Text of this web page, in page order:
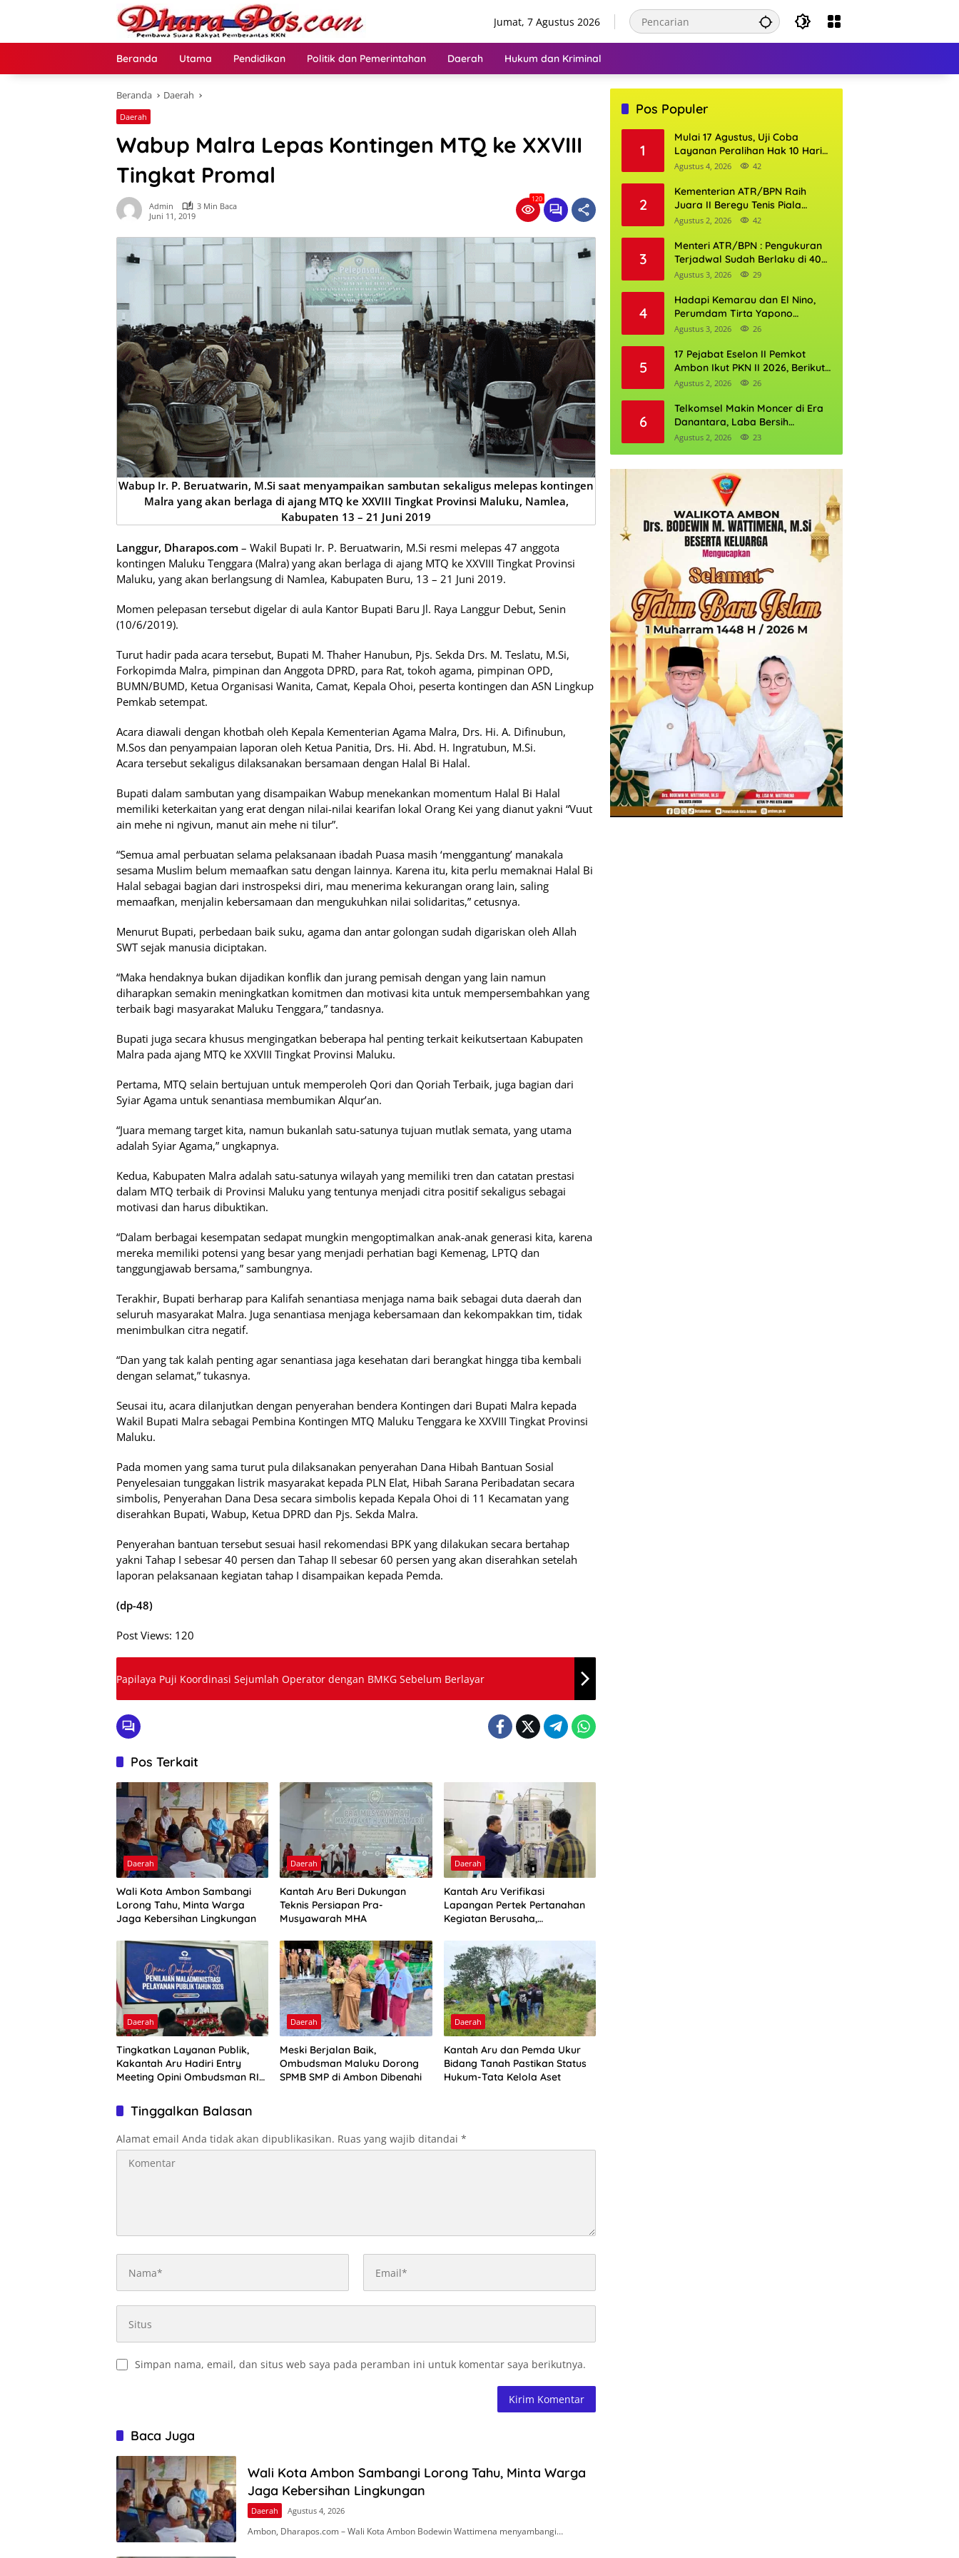
Jumat, 7 Agustus 2026
Beranda Utama Pendidikan Politik dan Pemerintahan Daerah Hukum dan Kriminal
Beranda Daerah
Daerah
Wabup Malra Lepas Kontingen MTQ ke XXVIII
Tingkat Promal
Admin
3 Min Baca
Juni 11, 2019
120
Wabup Ir. P. Beruatwarin, M.Si saat menyampaikan sambutan sekaligus melepas kontingen
Malra yang akan berlaga di ajang MTQ ke XXVIII Tingkat Provinsi Maluku, Namlea,
Kabupaten 13 – 21 Juni 2019
Langgur, Dharapos.com – Wakil Bupati Ir. P. Beruatwarin, M.Si resmi melepas 47 anggota
kontingen Maluku Tenggara (Malra) yang akan berlaga di ajang MTQ ke XXVIII Tingkat Provinsi
Maluku, yang akan berlangsung di Namlea, Kabupaten Buru, 13 – 21 Juni 2019.
Momen pelepasan tersebut digelar di aula Kantor Bupati Baru Jl. Raya Langgur Debut, Senin
(10/6/2019).
Turut hadir pada acara tersebut, Bupati M. Thaher Hanubun, Pjs. Sekda Drs. M. Teslatu, M.Si,
Forkopimda Malra, pimpinan dan Anggota DPRD, para Rat, tokoh agama, pimpinan OPD,
BUMN/BUMD, Ketua Organisasi Wanita, Camat, Kepala Ohoi, peserta kontingen dan ASN Lingkup
Pemkab setempat.
Acara diawali dengan khotbah oleh Kepala Kementerian Agama Malra, Drs. Hi. A. Difinubun,
M.Sos dan penyampaian laporan oleh Ketua Panitia, Drs. Hi. Abd. H. Ingratubun, M.Si.
Acara tersebut sekaligus dilaksanakan bersamaan dengan Halal Bi Halal.
Bupati dalam sambutan yang disampaikan Wabup menekankan momentum Halal Bi Halal
memiliki keterkaitan yang erat dengan nilai-nilai kearifan lokal Orang Kei yang dianut yakni “Vuut
ain mehe ni ngivun, manut ain mehe ni tilur”.
“Semua amal perbuatan selama pelaksanaan ibadah Puasa masih ‘menggantung’ manakala
sesama Muslim belum memaafkan satu dengan lainnya. Karena itu, kita perlu memaknai Halal Bi
Halal sebagai bagian dari instrospeksi diri, mau menerima kekurangan orang lain, saling
memaafkan, menjalin kebersamaan dan mengukuhkan nilai solidaritas,” cetusnya.
Menurut Bupati, perbedaan baik suku, agama dan antar golongan sudah digariskan oleh Allah
SWT sejak manusia diciptakan.
“Maka hendaknya bukan dijadikan konflik dan jurang pemisah dengan yang lain namun
diharapkan semakin meningkatkan komitmen dan motivasi kita untuk mempersembahkan yang
terbaik bagi masyarakat Maluku Tenggara,” tandasnya.
Bupati juga secara khusus mengingatkan beberapa hal penting terkait keikutsertaan Kabupaten
Malra pada ajang MTQ ke XXVIII Tingkat Provinsi Maluku.
Pertama, MTQ selain bertujuan untuk memperoleh Qori dan Qoriah Terbaik, juga bagian dari
Syiar Agama untuk senantiasa membumikan Alqur’an.
“Juara memang target kita, namun bukanlah satu-satunya tujuan mutlak semata, yang utama
adalah Syiar Agama,” ungkapnya.
Kedua, Kabupaten Malra adalah satu-satunya wilayah yang memiliki tren dan catatan prestasi
dalam MTQ terbaik di Provinsi Maluku yang tentunya menjadi citra positif sekaligus sebagai
motivasi dan harus dibuktikan.
“Dalam berbagai kesempatan sedapat mungkin mengoptimalkan anak-anak generasi kita, karena
mereka memiliki potensi yang besar yang menjadi perhatian bagi Kemenag, LPTQ dan
tanggungjawab bersama,” sambungnya.
Terakhir, Bupati berharap para Kalifah senantiasa menjaga nama baik sebagai duta daerah dan
seluruh masyarakat Malra. Juga senantiasa menjaga kebersamaan dan kekompakkan tim, tidak
menimbulkan citra negatif.
“Dan yang tak kalah penting agar senantiasa jaga kesehatan dari berangkat hingga tiba kembali
dengan selamat,” tukasnya.
Seusai itu, acara dilanjutkan dengan penyerahan bendera Kontingen dari Bupati Malra kepada
Wakil Bupati Malra sebagai Pembina Kontingen MTQ Maluku Tenggara ke XXVIII Tingkat Provinsi
Maluku.
Pada momen yang sama turut pula dilaksanakan penyerahan Dana Hibah Bantuan Sosial
Penyelesaian tunggakan listrik masyarakat kepada PLN Elat, Hibah Sarana Peribadatan secara
simbolis, Penyerahan Dana Desa secara simbolis kepada Kepala Ohoi di 11 Kecamatan yang
diserahkan Bupati, Wabup, Ketua DPRD dan Pjs. Sekda Malra.
Penyerahan bantuan tersebut sesuai hasil rekomendasi BPK yang dilakukan secara bertahap
yakni Tahap I sebesar 40 persen dan Tahap II sebesar 60 persen yang akan diserahkan setelah
laporan pelaksanaan kegiatan tahap I disampaikan kepada Pemda.
(dp-48)
Post Views: 120
Papilaya Puji Koordinasi Sejumlah Operator dengan BMKG Sebelum Berlayar
Pos Terkait
Daerah
Wali Kota Ambon Sambangi
Lorong Tahu, Minta Warga
Jaga Kebersihan Lingkungan
Daerah
Kantah Aru Beri Dukungan
Teknis Persiapan Pra-
Musyawarah MHA
Daerah
Kantah Aru Verifikasi
Lapangan Pertek Pertanahan
Kegiatan Berusaha,
Daerah
Tingkatkan Layanan Publik,
Kakantah Aru Hadiri Entry
Meeting Opini Ombudsman RI
Daerah
Meski Berjalan Baik,
Ombudsman Maluku Dorong
SPMB SMP di Ambon Dibenahi
Daerah
Kantah Aru dan Pemda Ukur
Bidang Tanah Pastikan Status
Hukum-Tata Kelola Aset
Tinggalkan Balasan
Alamat email Anda tidak akan dipublikasikan. Ruas yang wajib ditandai *
Simpan nama, email, dan situs web saya pada peramban ini untuk komentar saya berikutnya.
Baca Juga
Wali Kota Ambon Sambangi Lorong Tahu, Minta Warga
Jaga Kebersihan Lingkungan
Daerah Agustus 4, 2026
Ambon, Dharapos.com – Wali Kota Ambon Bodewin Wattimena menyambangi…
Pos Populer
1
Mulai 17 Agustus, Uji Coba
Layanan Peralihan Hak 10 Hari
di 15 Kantor Pertanahan
Agustus 4, 2026 42
2
Kementerian ATR/BPN Raih
Juara II Beregu Tenis Piala
Gubernur DKI Jakarta 2026
Agustus 2, 2026 42
3
Menteri ATR/BPN : Pengukuran
Terjadwal Sudah Berlaku di 400
Kantor Pertanahan
Agustus 3, 2026 29
4
Hadapi Kemarau dan El Nino,
Perumdam Tirta Yapono
Perkuat Cadangan Air Ambon
Agustus 3, 2026 26
5
17 Pejabat Eselon II Pemkot
Ambon Ikut PKN II 2026, Berikut
Daftarnya
Agustus 2, 2026 26
6
Telkomsel Makin Moncer di Era
Danantara, Laba Bersih
Semester I 2026 Tembus Rp10,4
Agustus 2, 2026 23